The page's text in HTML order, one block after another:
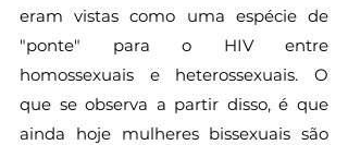
eram vistas como uma espécie de
"ponte" para o HIV entre
homossexuais e heterossexuais. O
que se observa a partir disso, é que
ainda hoje mulheres bissexuais são